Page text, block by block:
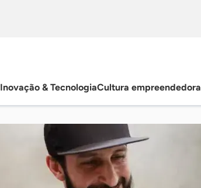
Inovação & TecnologiaCultura empreendedora